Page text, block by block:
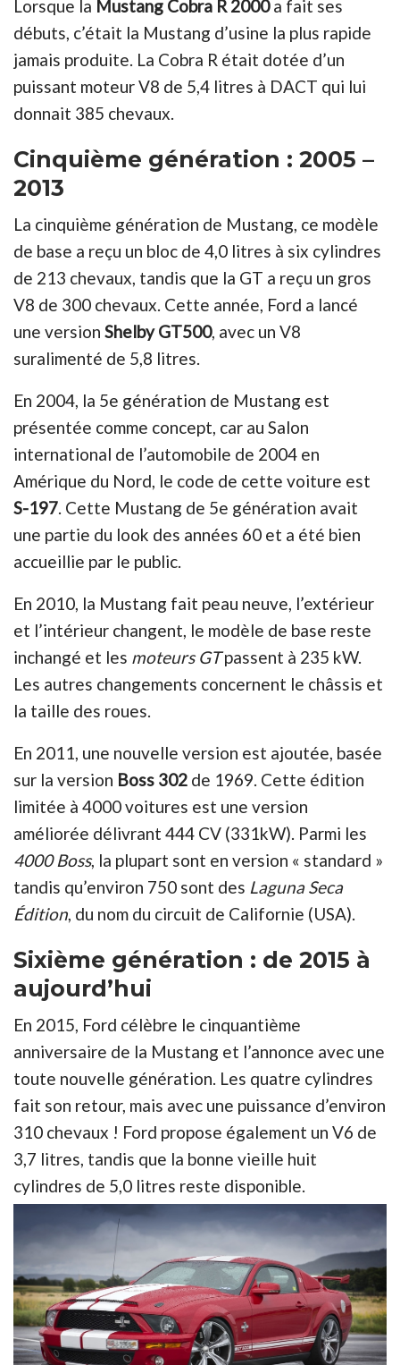
Lorsque la Mustang Cobra R 2000a fait ses
débuts, c’était la Mustang d’usine la plus rapide
jamais produite. La Cobra R était dotée d’un
puissant moteur V8 de 5,4 litres à DACT qui lui
donnait 385 chevaux.
Cinquième génération : 2005 –
2013
La cinquième génération de Mustang, ce modèle
de base a reçu un bloc de 4,0 litres à six cylindres
de 213 chevaux, tandis que la GT a reçu un gros
V8 de 300 chevaux. Cette année, Ford a lancé
une version Shelby GT500, avec un V8
suralimenté de 5,8 litres.
En 2004, la 5e génération de Mustang est
présentée comme concept, car au Salon
international de l’automobile de 2004 en
Amérique du Nord, le code de cette voiture est
S-197. Cette Mustang de 5e génération avait
une partie du look des années 60 et a été bien
accueillie par le public.
En 2010, la Mustang fait peau neuve, l’extérieur
et l’intérieur changent, le modèle de base reste
inchangé et les moteurs GTpassent à 235 kW.
Les autres changements concernent le châssis et
la taille des roues.
En 2011, une nouvelle version est ajoutée, basée
sur la version Boss 302 de 1969. Cette édition
limitée à 4000 voitures est une version
améliorée délivrant 444 CV (331kW). Parmi les
4000 Boss, la plupart sont en version « standard »
tandis qu’environ 750 sont des Laguna Seca
Édition, du nom du circuit de Californie (USA).
Sixième génération : de 2015 à
aujourd’hui
En 2015, Ford célèbre le cinquantième
anniversaire de la Mustang et l’annonce avec une
toute nouvelle génération. Les quatre cylindres
fait son retour, mais avec une puissance d’environ
310 chevaux ! Ford propose également un V6 de
3,7 litres, tandis que la bonne vieille huit
cylindres de 5,0 litres reste disponible.